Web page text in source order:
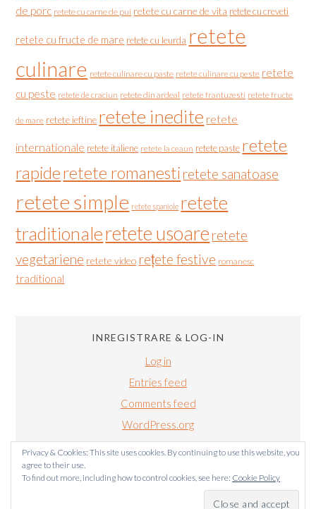
de porc retete cu carne de pui retete cu carne de vita retete cu creveti
retete cu fructe de mare retete cu leurda retete
culinare retete culinare cu paste retete culinare cu peste retete
cu peste retete de craciun retete din ardeal retete frantuzesti retete fructe
de mare retete ieftine retete inedite retete
internationale retete italiene retete la ceaun retete paste retete
rapideretete romanesti retete sanatoase
retete simple retete spaniole retete
traditionaleretete usoare retete
vegetariene retete video rețete festive romanesc
traditional
INREGISTRARE & LOG-IN
Log in
Entries feed
Comments feed
WordPress.org
BUCATARIALUIRADU.COM COPYRIGHT © 2011-2024. TOATE
Privacy & Cookies: This site uses cookies. By continuing to use this website, you
agree to their use.
To find out more, including how to control cookies, see here: Cookie Policy